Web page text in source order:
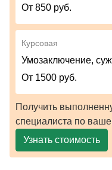
От 850 руб.
Курсовая
Умозаключение,
От 1500 руб.
Получить
специалиста по
Узнать стоимость